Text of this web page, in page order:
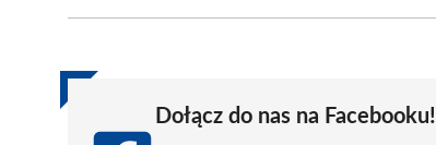
(Twitter)
Dołącz do nas na Facebooku!